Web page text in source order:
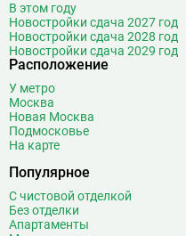
В этом году
Новостройки сдача 2027 год
Новостройки сдача 2028 год
Новостройки сдача 2029 год
Расположение
У метро
Москва
Новая Москва
Подмосковье
На карте
Популярное
С чистовой отделкой
Без отделки
Апартаменты